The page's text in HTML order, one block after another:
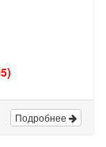
Подробнее